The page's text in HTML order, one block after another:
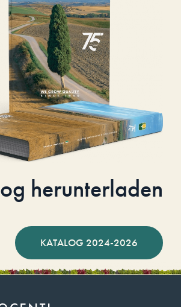
herunterladen
KATALOG 2024-2026